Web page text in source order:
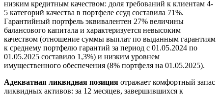
низким кредитным качеством: доля требований к клиентам 4-
5 категорий качества в портфеле ссуд составила 71%.
Гарантийный портфель эквивалентен 27% величины
балансового капитала и характеризуется невысоким
качеством (отношение суммы выплат по выданным гарантиям
к среднему портфелю гарантий за период с 01.05.2024 по
01.05.2025 составило 1,3%) и низким уровнем
имущественного обеспечения (8% портфеля на 01.05.2025).
Адекватная ликвидная позиция отражает комфортный запас
ликвидных активов: за 12 месяцев, завершившихся к